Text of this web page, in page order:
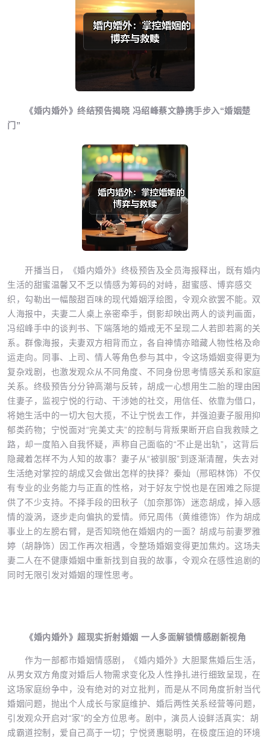
《婚内婚外》终结预告揭晓 冯绍峰蔡文静携手步入“婚姻楚
门”
开播当日，《婚内婚外》终极预告及全员海报释出，既有婚内
生活的甜蜜温馨又不乏以情感为筹码的对峙，甜蜜感、博弈感交
织，勾勒出一幅酸甜百味的现代婚姻浮绘图，令观众欲罢不能。双
人海报中，夫妻二人桌上亲密牵手，倒影却映出两人的谈判画面，
冯绍峰手中的谈判书、下端落地的婚戒无不呈现二人若即若离的关
系。群像海报，夫妻双方相背而立，各自神情亦暗藏人物性格及命
运走向。同事、上司、情人等角色参与其中，令这场婚姻变得更为
复杂戏剧，也激发观众从不同角度、不同身份思考情感关系和家庭
关系。终极预告分分钟高潮与反转，胡成一心想用生二胎的理由困
住妻子，监视宁悦的行动、干涉她的社交，用信任、依靠为借口，
将她生活中的一切大包大揽，不让宁悦去工作，并强迫妻子服用抑
郁类药物；宁悦面对“完美丈夫”的控制与背叛果断开启自我救赎之
路，却一度陷入自我怀疑，声称自己面临的“不止是出轨”，这背后
隐藏着怎样不为人知的故事？妻子从“被驯服”到逐渐清醒，失去对
生活绝对掌控的胡成又会做出怎样的抉择？秦灿（邢昭林饰）不仅
有专业的业务能力与正直的性格，对于好友宁悦也是在困难之际提
供了不少支持。不择手段的田秋子（加奈那饰）迷恋胡成，掉入感
情的漩涡，逐步走向偏执的爱情。师兄周伟（黄维德饰）作为胡成
事业上的左膀右臂，是否知晓他在婚姻内的一面？胡成与前妻罗雅
婷（胡静饰）因工作再次相遇，令整场婚姻变得更加焦灼。这场夫
妻二人在不健康婚姻中重新找到自我的故事，令观众在感性追剧的
同时无限引发对婚姻的理性思考。
《婚内婚外》超现实折射婚姻 一人多面解锁情感剧新视角
作为一部都市婚姻情感剧，《婚内婚外》大胆聚焦婚后生活，
从男女双方角度对婚后人物需求变化及人性挣扎进行细致呈现，在
这场家庭纷争中，没有绝对的对立批判，而是从不同角度折射当代
婚姻问题，抛出个人成长与家庭维护、婚后两性关系经营等问题，
引发观众开启对“家”的全方位思考。剧中，演员人设鲜活真实：胡
成霸道控制，爱自己高于一切；宁悦贤惠聪明，在极度压迫的环境